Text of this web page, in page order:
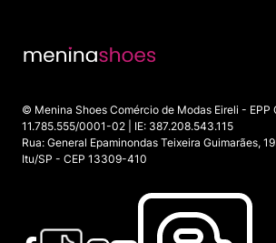
© Menina Shoes Comércio de Modas Eireli - EPP
11.785.555/0001-02 | IE: 387.208.543.115
Rua: General Epaminondas Teixeira Guimarães,
Itu/SP - CEP 13309-410